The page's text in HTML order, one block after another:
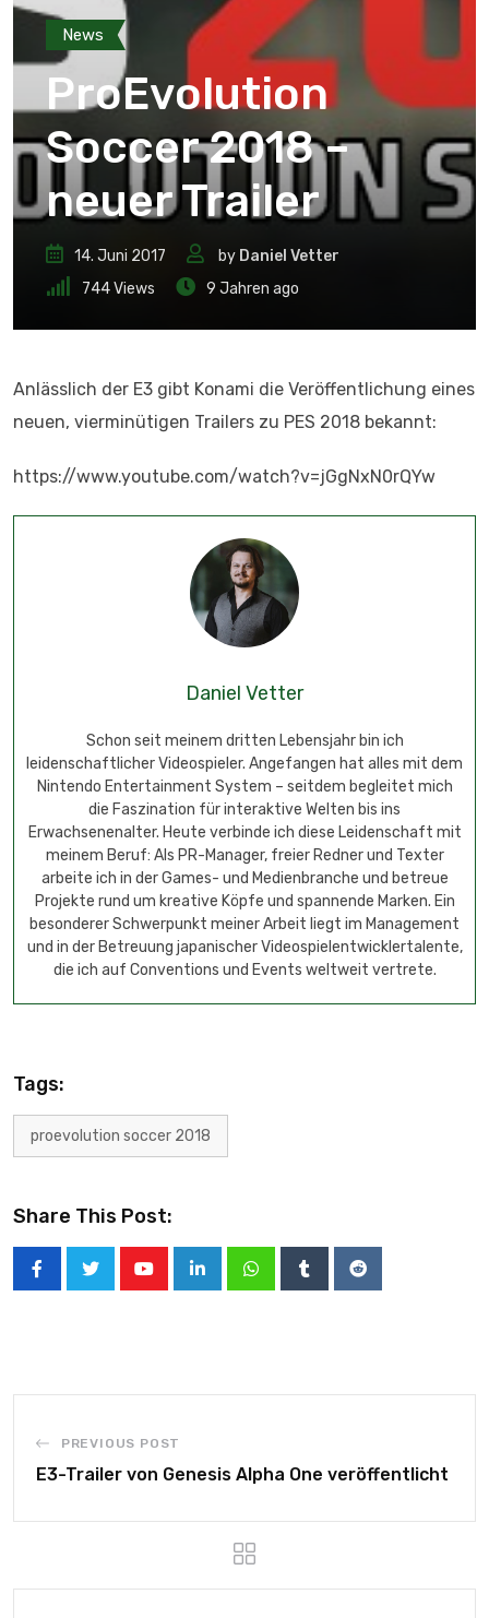
News
ProEvolution
Soccer 2018 –
neuer Trailer
14. Juni 2017 by Daniel Vetter
744Views 9 Jahren ago
Anlässlich der E3 gibt Konami die Veröffentlichung eines
neuen, vierminütigen Trailers zu PES 2018 bekannt:
https://www.youtube.com/watch?v=jGgNxN0rQYw
Daniel Vetter
Schon seit meinem dritten Lebensjahr bin ich
leidenschaftlicher Videospieler. Angefangen hat alles mit dem
Nintendo Entertainment System – seitdem begleitet mich
die Faszination für interaktive Welten bis ins
Erwachsenenalter. Heute verbinde ich diese Leidenschaft mit
meinem Beruf: Als PR-Manager, freier Redner und Texter
arbeite ich in der Games- und Medienbranche und betreue
Projekte rund um kreative Köpfe und spannende Marken. Ein
besonderer Schwerpunkt meiner Arbeit liegt im Management
und in der Betreuung japanischer Videospielentwicklertalente,
die ich auf Conventions und Events weltweit vertrete.
Tags:
proevolution soccer 2018
Share This Post:
PREVIOUS POST
E3-Trailer von Genesis Alpha One veröffentlicht